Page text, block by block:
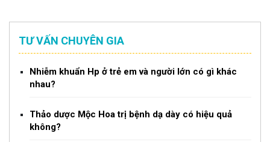
TƯ VẤN CHUYÊN GIA
Nhiễm khuẩn Hp ở trẻ em và người lớn có gì khác
nhau?
Thảo dược Mộc Hoa trị bệnh dạ dày có hiệu quả
không?